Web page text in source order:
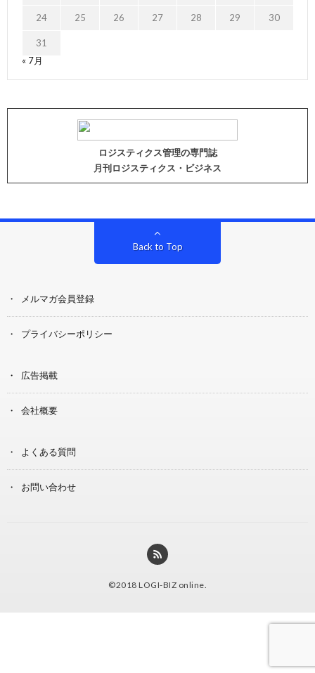
24 25 26 27 28 29 30
31
« 7月
ロジスティクス管理の専門誌
月刊ロジスティクス・ビジネス
Back to Top
メルマガ会員登録
プライバシーポリシー
広告掲載
会社概要
よくある質問
お問い合わせ
©2018 LOGI-BIZ online.